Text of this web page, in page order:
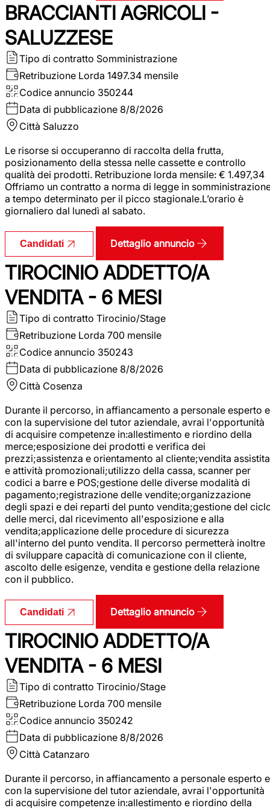
BRACCIANTI AGRICOLI -
SALUZZESE
Tipo di contratto Somministrazione
Retribuzione Lorda 1497.34 mensile
Codice annuncio 350244
Data di pubblicazione 8/8/2026
Città Saluzzo
Le risorse si occuperanno di raccolta della frutta,
posizionamento della stessa nelle cassette e controllo
qualità dei prodotti. Retribuzione lorda mensile: € 1.497,34
Offriamo un contratto a norma di legge in
a tempo determinato per il picco stagionale.L’orario è
giornaliero dal lunedì al sabato.
Candidati Dettaglio annuncio
TIROCINIO ADDETTO/A
VENDITA - 6 MESI
Tipo di contratto Tirocinio/Stage
Retribuzione Lorda 700 mensile
Codice annuncio 350243
Data di pubblicazione 8/8/2026
Città Cosenza
Durante il percorso, in affiancamento a personale esperto e
con la supervisione del tutor aziendale, avrai l'opportunità
di acquisire competenze in:allestimento e riordino della
merce;esposizione dei prodotti e verifica dei
prezzi;assistenza e orientamento al cliente;vendita assistita
e attività promozionali;utilizzo della cassa, scanner per
codici a barre e POS;gestione delle diverse modalità di
pagamento;registrazione delle vendite;organizzazione
degli spazi e dei reparti del punto vendita;gestione del
delle merci, dal ricevimento all'esposizione e alla
vendita;applicazione delle procedure di sicurezza
all'interno del punto vendita. Il percorso permetterà inoltre
di sviluppare capacità di comunicazione con il cliente,
ascolto delle esigenze, vendita e gestione della relazione
con il pubblico.
Candidati Dettaglio annuncio
TIROCINIO ADDETTO/A
VENDITA - 6 MESI
Tipo di contratto Tirocinio/Stage
Retribuzione Lorda 700 mensile
Codice annuncio 350242
Data di pubblicazione 8/8/2026
Città Catanzaro
Durante il percorso, in affiancamento a personale esperto e
con la supervisione del tutor aziendale, avrai l'opportunità
di acquisire competenze in:allestimento e riordino della